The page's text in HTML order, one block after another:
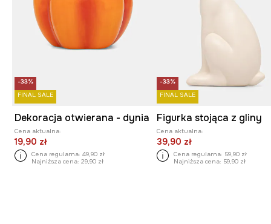
-33%
FINAL SALE
Dekoracja otwierana - dynia
Cena aktualna:
19,90 zł
Cena regularna: 49,90 zł
Najniższa cena: 29,90 zł
-33%
FINAL SALE
Figurka stojąca z gliny
Cena aktualna:
39,90 zł
Cena regularna: 59,90 zł
Najniższa cena: 59,90 zł